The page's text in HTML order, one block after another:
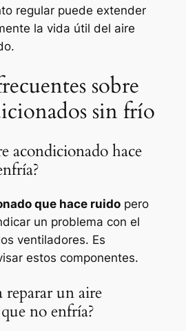
regular puede extender
la vida útil del aire
sobre
sin frío
acondicionado hace
que hace ruidopero
un problema con el
ventiladores. Es
estos componentes.
reparar un aire
no enfría?